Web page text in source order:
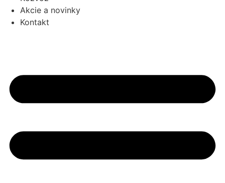
Akcie a novinky
Kontakt